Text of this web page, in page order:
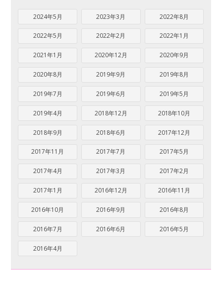
2024年5月 2023年3月 2022年8月
2022年5月 2022年2月 2022年1月
2021年1月 2020年12月 2020年9月
2020年8月 2019年9月 2019年8月
2019年7月 2019年6月 2019年5月
2019年4月 2018年12月 2018年10月
2018年9月 2018年6月 2017年12月
2017年11月 2017年7月 2017年5月
2017年4月 2017年3月 2017年2月
2017年1月 2016年12月 2016年11月
2016年10月 2016年9月 2016年8月
2016年7月 2016年6月 2016年5月
2016年4月